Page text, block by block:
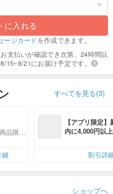
に入れる
ージカードを作成できます。
支払いが確認でき次第、24時間以
15~8/21にお届け予定です。
すべてを見る(3)
品限
【アプリ限定
内に4,000円以
割引詳
ショップへ